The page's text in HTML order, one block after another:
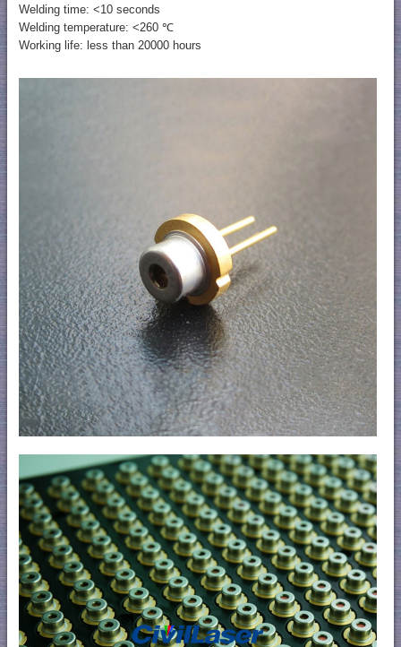
Welding time: <10 seconds
Welding temperature: <260 ℃
Working life: less than 20000 hours